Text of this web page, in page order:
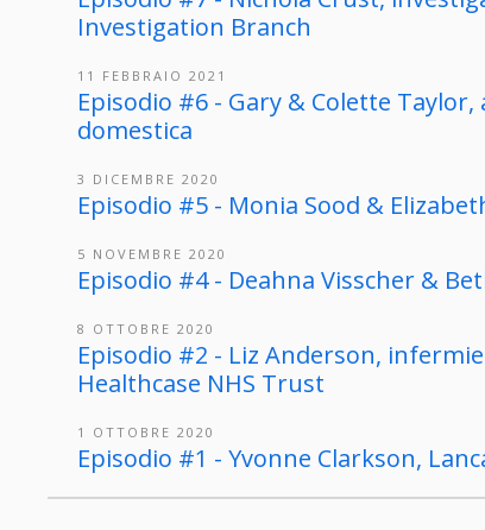
Investigation Branch
11 FEBBRAIO 2021
Episodio #6 - Gary & Colette
domestica
3 DICEMBRE 2020
Episodio #5 - Monia Sood &
5 NOVEMBRE 2020
Episodio #4 - Deahna Visscher &
8 OTTOBRE 2020
Episodio #2 - Liz Anderson,
Healthcase NHS Trust
1 OTTOBRE 2020
Episodio #1 - Yvonne Clarkson,